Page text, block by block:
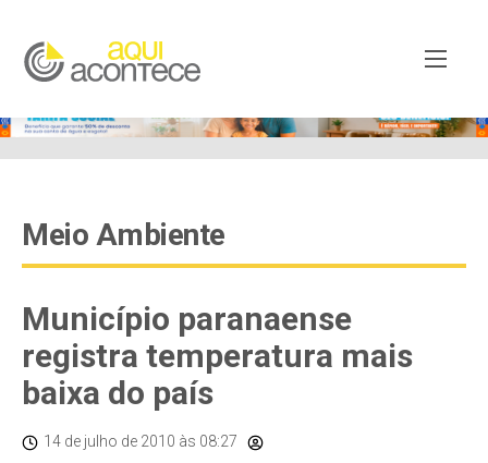
Meio Ambiente
Município paranaense
registra temperatura mais
baixa do país
14 de julho de 2010 às 08:27